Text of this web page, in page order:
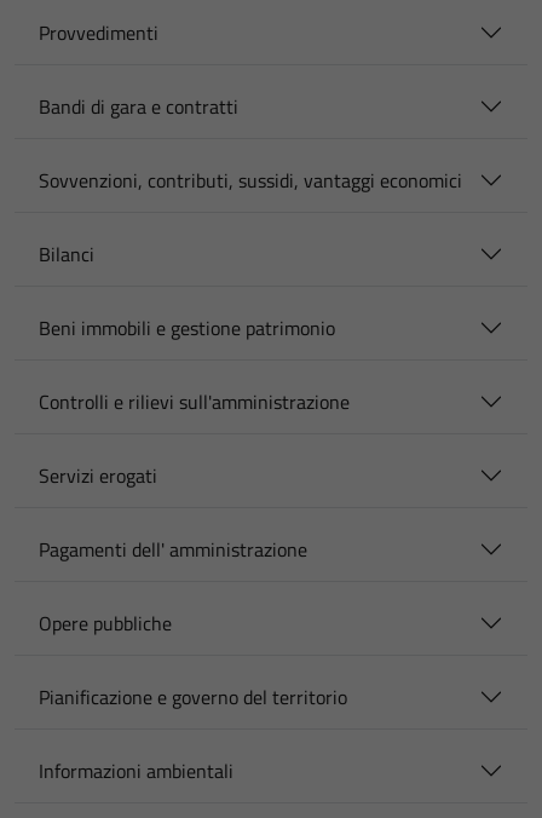
Provvedimenti
Bandi di gara e contratti
Sovvenzioni, contributi, sussidi, vantaggi economici
Bilanci
Beni immobili e gestione patrimonio
Controlli e rilievi sull'amministrazione
Servizi erogati
Pagamenti dell' amministrazione
Opere pubbliche
Pianificazione e governo del territorio
Informazioni ambientali